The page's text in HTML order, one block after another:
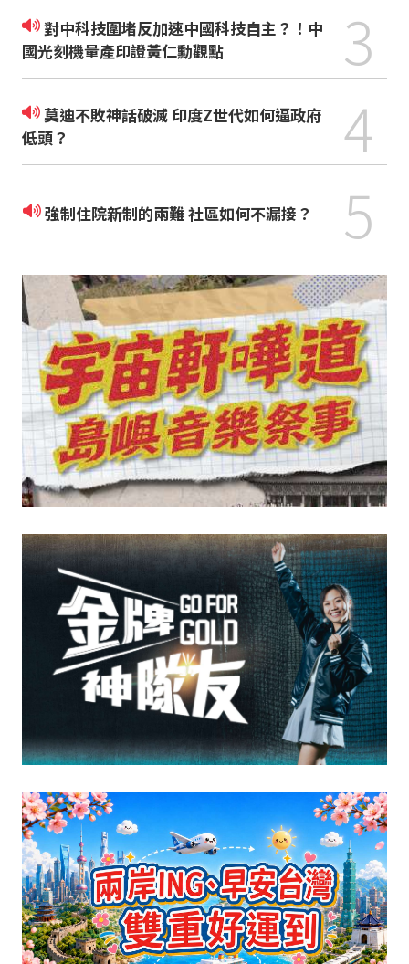
對中科技圍堵反加速中國科技自主？！中
國光刻機量產印證黃仁勳觀點
3
莫迪不敗神話破滅 印度Z世代如何逼政府
低頭？
4
強制住院新制的兩難 社區如何不漏接？ 5